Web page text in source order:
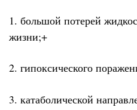
1. большой потерей
жизни;+
2. гипоксического
3. катаболической